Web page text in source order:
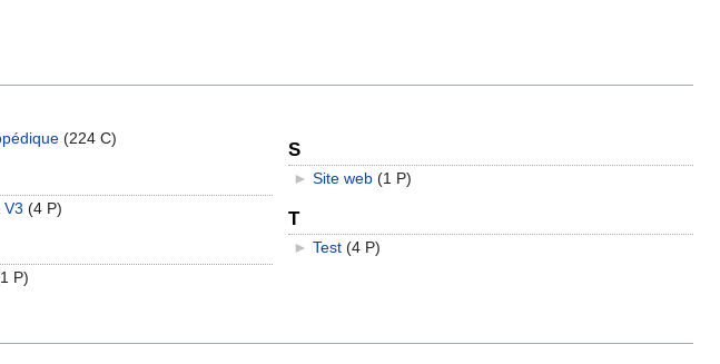
‎(224 C)
V3 ‎(4 P)
P)
S
► Site web‎ (1 P)
T
► Test‎ (4 P)